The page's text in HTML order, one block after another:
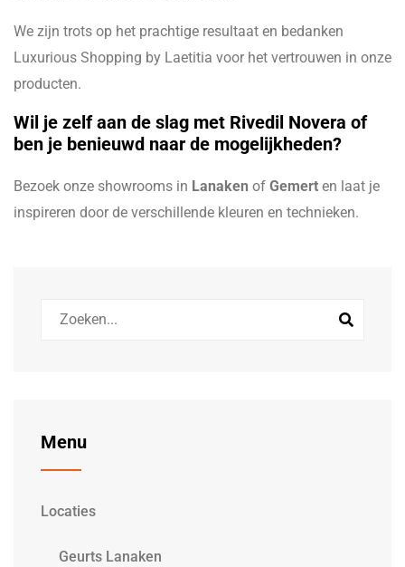
We zijn trots op het prachtige resultaat en bedanken
Luxurious Shopping by Laetitia voor het vertrouwen in onze
producten.
Wil je zelf aan de slag met Rivedil Novera of
ben je benieuwd naar de mogelijkheden?
Bezoek onze showrooms in Lanaken of Gemert en laat je
inspireren door de verschillende kleuren en technieken.
Menu
Locaties
Geurts Lanaken